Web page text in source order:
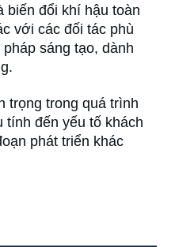
biến đổi khí hậu toàn
với các đối tác phù
sáng tạo, dành
trọng trong quá trình
tính đến yếu tố khách
phát triển khác